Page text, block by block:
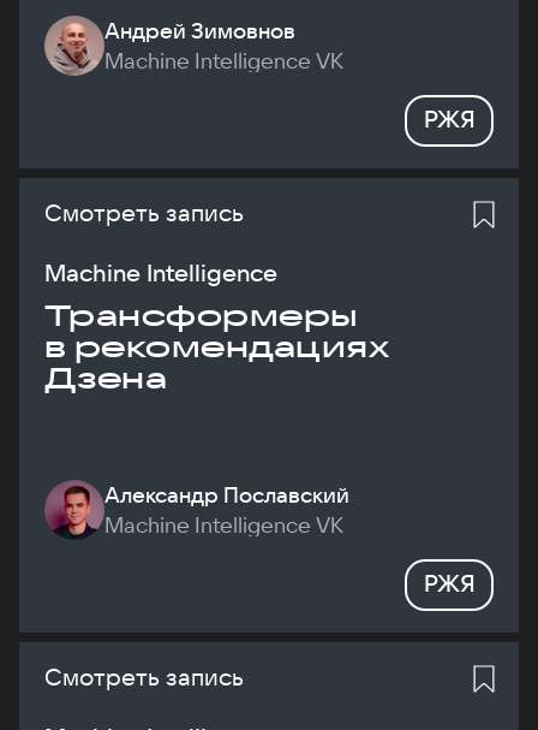
Андрей Зимовнов
Machine Intelligence VK
РЖЯ
Смотреть запись
Machine Intelligence
Трансформеры
в рекомендациях
Дзена
Александр Пославский
Machine Intelligence VK
РЖЯ
Смотреть запись